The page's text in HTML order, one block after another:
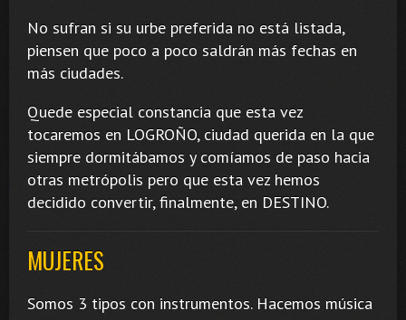
No sufran si su urbe preferida no está listada,
piensen que poco a poco saldrán más fechas en
más ciudades.
Quede especial constancia que esta vez
tocaremos en LOGROÑO, ciudad querida en la que
siempre dormitábamos y comíamos de paso hacia
otras metrópolis pero que esta vez hemos
decidido convertir, finalmente, en DESTINO.
MUJERES
Somos 3 tipos con instrumentos. Hacemos música